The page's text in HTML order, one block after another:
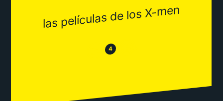
las películas de los X-men
😒 4 😂